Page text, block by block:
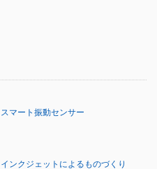
スマート振動センサー
インクジェットによるものづくり